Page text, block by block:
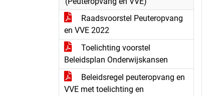
Raadsvoorstel Peuteropvang
en VVE 2022
Toelichting voorstel
Beleidsplan Onderwijskansen
Beleidsregel peuteropvang en
VVE met toelichting en